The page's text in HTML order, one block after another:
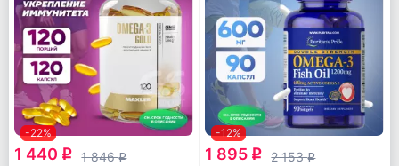
-22%
1 440 q 1 846q
-12%
1 895 q 2 153q